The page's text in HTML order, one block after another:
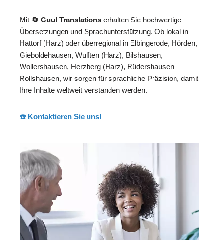
Mit 🔄 Guul Translations erhalten Sie hochwertige
Übersetzungen und Sprachunterstützung. Ob lokal in
Hattorf (Harz) oder überregional in Elbingerode, Hörden,
Gieboldehausen, Wulften (Harz), Bilshausen,
Wollershausen, Herzberg (Harz), Rüdershausen,
Rollshausen, wir sorgen für sprachliche Präzision, damit
Ihre Inhalte weltweit verstanden werden.
☎️ Kontaktieren Sie uns!